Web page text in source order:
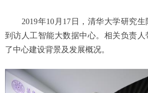
2019年10月17日，清华大学研究生
到访人工智能大数据中心。相关负责
了中心建设背景及发展概况。